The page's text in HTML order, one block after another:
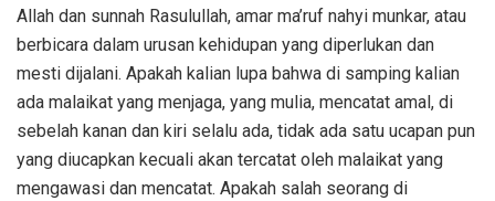
Allah dan sunnah Rasulullah, amar ma’ruf nahyi munkar, atau
berbicara dalam urusan kehidupan yang diperlukan dan
mesti dijalani. Apakah kalian lupa bahwa di samping kalian
ada malaikat yang menjaga, yang mulia, mencatat amal, di
sebelah kanan dan kiri selalu ada, tidak ada satu ucapan pun
yang diucapkan kecuali akan tercatat oleh malaikat yang
mengawasi dan mencatat. Apakah salah seorang di